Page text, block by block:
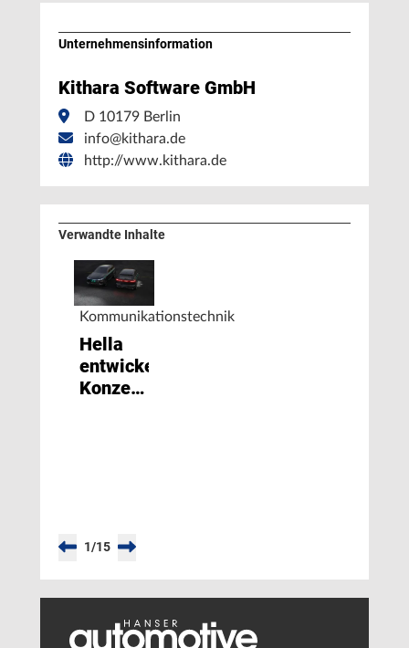
Unternehmens­information
Kithara Software GmbH
D 10179 Berlin
info@kithara.de
http://www.kithara.de
Verwandte Inhalte
Kommunikationstechnik
Hella
entwickelt
Konzepte
1/15